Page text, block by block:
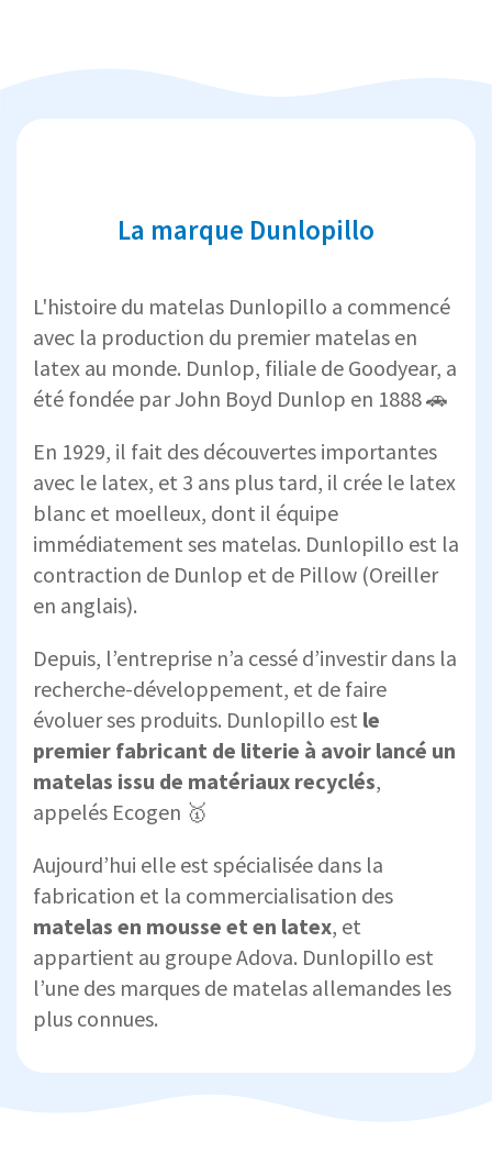
La marque Dunlopillo
L'histoire du matelas Dunlopillo a commencé
avec la production du premier matelas en
latex au monde. Dunlop, filiale de Goodyear, a
été fondée par John Boyd Dunlop en 1888 🚗
En 1929, il fait des découvertes importantes
avec le latex, et 3 ans plus tard, il crée le latex
blanc et moelleux, dont il équipe
immédiatement ses matelas. Dunlopillo est la
contraction de Dunlop et de Pillow (Oreiller
en anglais).
Depuis, l’entreprise n’a cessé d’investir dans la
recherche-développement, et de faire
évoluer ses produits. Dunlopillo est le
premier fabricant de literie à avoir lancé un
matelas issu de matériaux recyclés,
appelés Ecogen 🥇
Aujourd’hui elle est spécialisée dans la
fabrication et la commercialisation des
matelas en mousse et en latex, et
appartient au groupe Adova. Dunlopillo est
l’une des marques de matelas allemandes les
plus connues.